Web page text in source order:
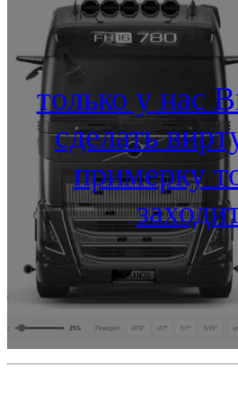
только у нас
сделать
примерку